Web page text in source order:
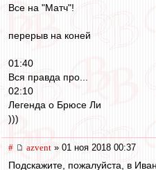
Все на "Матч"!
перерыв на коней
01:40
Вся правда про...
02:10
Легенда о Брюсе Ли
)))
# azvent » 01 ноя 2018 00:37
Подскажите, пожалуйста, в